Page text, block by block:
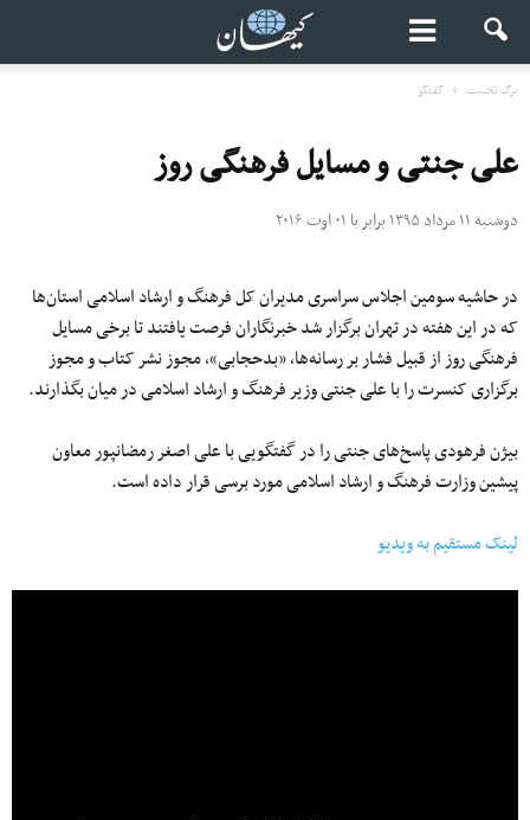
برگ نخست گفتگو
علی جنتی و مسایل فرهنگی روز
دوشنبه ۱۱ مرداد ۱۳۹۵ برابر با ۰۱ اوت ۲۰۱۶
در حاشیه سومین اجلاس سراسری مدیران کل فرهنگ و ارشاد اسلامی استان‌ها
که در این هفته در تهران برگزار شد خبرنگاران فرصت یافتند تا برخی مسایل
فرهنگی روز از قبیل فشار بر رسانه‌ها، «بدحجابی»، مجوز نشر کتاب و مجوز
برگزاری کنسرت را با علی جنتی وزیر فرهنگ و ارشاد اسلامی در میان بگذارند.
بیژن فرهودی پاسخ‌های جنتی را در گفتگویی با علی اصغر رمضانپور معاون
پیشین وزارت فرهنگ و ارشاد اسلامی مورد برسی قرار داده است.
لینک مستقیم به ویدیو